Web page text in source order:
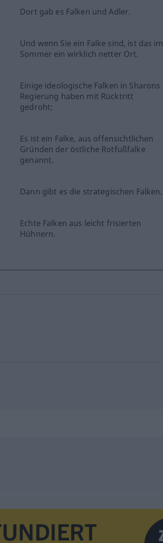
Dort gab es Falken und Adler.
Und wenn Sie ein Falke sind, ist das im
Sommer ein wirklich netter Ort.
Einige ideologische Falken in Sharons
Regierung haben mit Rücktritt
gedroht;
Es ist ein Falke, aus offensichtlichen
Gründen der östliche Rotfußfalke
genannt.
Dann gibt es die strategischen Falken.
Echte Falken aus leicht frisierten
Hühnern.